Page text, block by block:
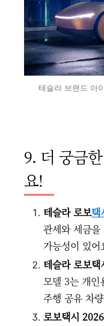
테슬라 브랜드 아
9. 더 궁금
요!
테슬라 로보택
관세와 세금
가능성이 있어
테슬라 로보
모델 3는 개인
주행 공유 차
로보택시